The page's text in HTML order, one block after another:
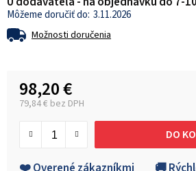
3.11.2026
Možnosti doručenia
98,20 €
79,84 € bez DPH
DO